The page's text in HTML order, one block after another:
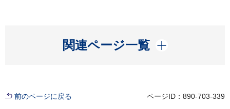
関連ページ一覧
開く
前のページに戻る ページID：890-703-339